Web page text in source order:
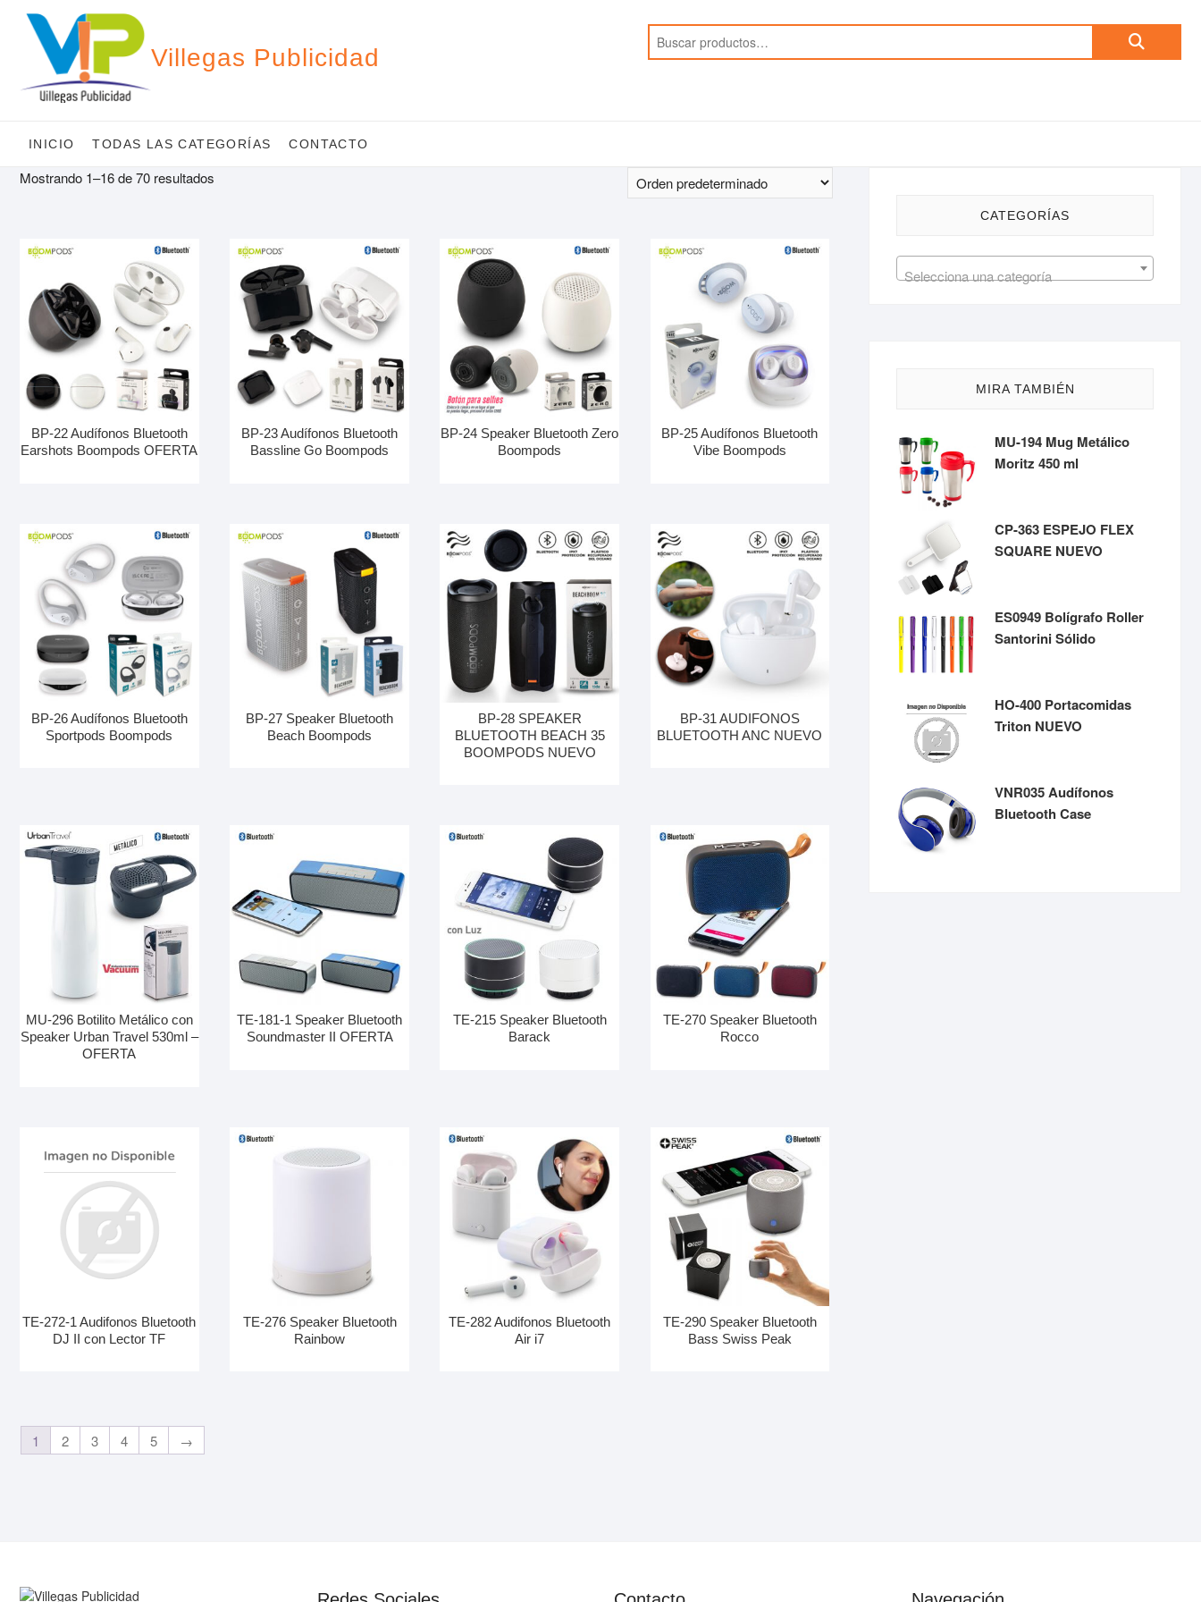
Saltar
contenido
Villegas Publicidad
Buscar
INICIO TODAS LAS CATEGORÍAS CONTACTO
Mostrando 1–16 de 70 resultados
BP-22 Audífonos Bluetooth
Earshots Boompods OFERTA
BP-23 Audífonos Bluetooth
Bassline Go Boompods
BP-24 Speaker Bluetooth Zero
Boompods
BP-25 Audífonos Bluetooth
Vibe Boompods
BP-26 Audífonos Bluetooth
Sportpods Boompods
BP-27 Speaker Bluetooth
Beach Boompods
BP-28 SPEAKER
BLUETOOTH BEACH 35
BOOMPODS NUEVO
BP-31 AUDIFONOS
BLUETOOTH ANC NUEVO
MU-296 Botilito Metálico con
Speaker Urban Travel 530ml –
OFERTA
TE-181-1 Speaker Bluetooth
Soundmaster II OFERTA
TE-215 Speaker Bluetooth
Barack
TE-270 Speaker Bluetooth
Rocco
TE-272-1 Audifonos Bluetooth
DJ II con Lector TF
TE-276 Speaker Bluetooth
Rainbow
TE-282 Audifonos Bluetooth
Air i7
TE-290 Speaker Bluetooth
Bass Swiss Peak
1 2 3 4 5 →
CATEGORÍAS
Selecciona una categoría
MIRA TAMBIÉN
MU-194 Mug Metálico
Moritz 450 ml
CP-363 ESPEJO FLEX
SQUARE NUEVO
ES0949 Bolígrafo Roller
Santorini Sólido
HO-400 Portacomidas
Triton NUEVO
VNR035 Audífonos
Bluetooth Case